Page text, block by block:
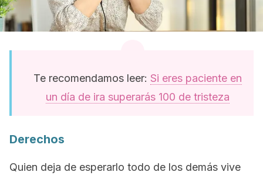
Te recomendamos leer: Si eres paciente en
un día de ira superarás 100 de tristeza
Derechos
Quien deja de esperarlo todo de los demás vive